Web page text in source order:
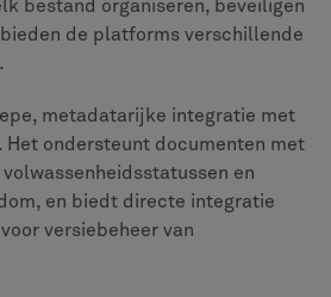
andere bedrijfssoftware moeten
platform en bieden
uit de gegevens die binnen
beheerd. Dit is ideaal voor
levenscyclus van het product
maar vereist mogelijk meer
externe